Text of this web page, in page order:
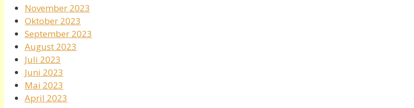
November 2023
Oktober 2023
September 2023
August 2023
Juli 2023
Juni 2023
Mai 2023
April 2023